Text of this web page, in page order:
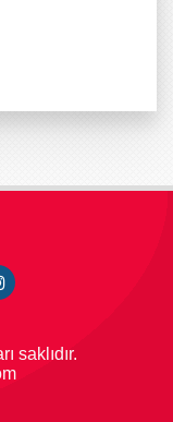
saklıdır.